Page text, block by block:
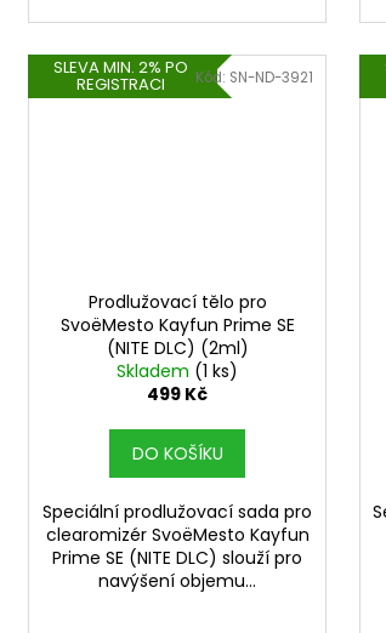
SLEVA MIN. 2% PO
REGISTRACI
Prodlužovací tělo pro
SvoëMesto Kayfun Prime SE
(NITE DLC) (2ml)
Skladem (1 ks)
499 Kč
DO KOŠÍKU
Speciální prodlužovací sada pro
clearomizér SvoëMesto Kayfun
Prime SE (NITE DLC) slouží pro
navýšení objemu...
Kód: SN-ND-3921